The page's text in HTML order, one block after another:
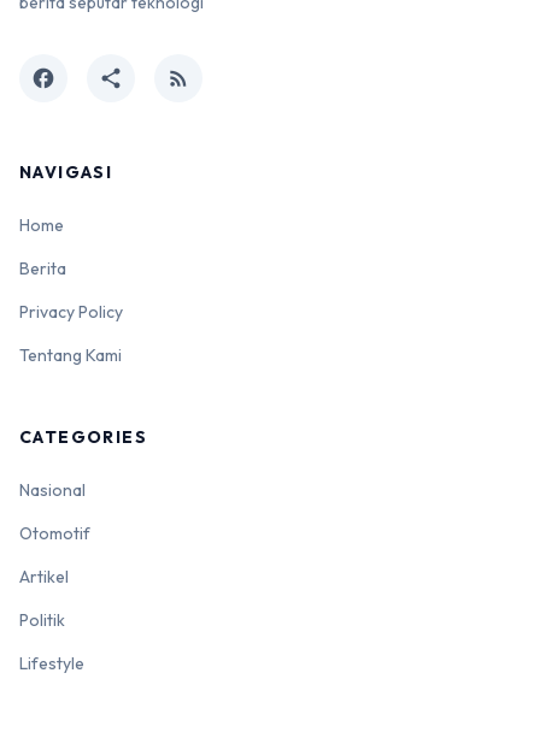
facebook share rss_feed
NAVIGASI
Home
Berita
Privacy Policy
Tentang Kami
CATEGORIES
Nasional
Otomotif
Artikel
Politik
Lifestyle